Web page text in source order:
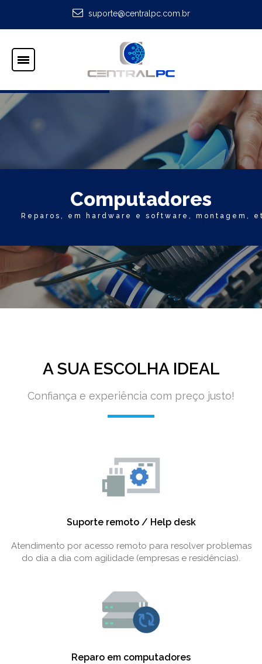
suporte@centralpc.com.br
Computadores
Reparos, em hardware e software, montagem,
A SUA ESCOLHA IDEAL
Confiança e experiência com preço justo!
Suporte remoto / Help desk
Atendimento por acesso remoto para resolver problemas
do dia a dia com agilidade (empresas e residências).
Reparo em computadores